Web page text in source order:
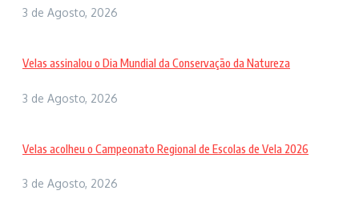
3 de Agosto, 2026
Velas assinalou o Dia Mundial da Conservação da Natureza
3 de Agosto, 2026
Velas acolheu o Campeonato Regional de Escolas de Vela 2026
3 de Agosto, 2026